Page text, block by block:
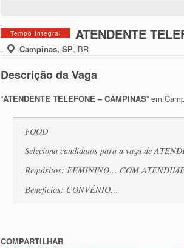
Tempo Integral ATENDENTE
– Campinas, SP, BR
Descrição da Vaga
“ATENDENTE TELEFONE – CAMPINAS” em
FOOD
Seleciona candidatos para a vaga de
Requisitos: FEMININO… COM
Benefícios: CONVÊNIO…
COMPARTILHAR